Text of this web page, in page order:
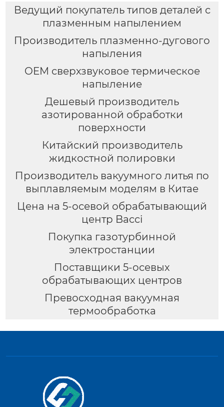
Ведущий покупатель типов деталей с
плазменным напылением
Производитель плазменно-дугового
напыления
OEM сверхзвуковое термическое
напыление
Дешевый производитель
азотированной обработки
поверхности
Китайский производитель
жидкостной полировки
Производитель вакуумного литья по
выплавляемым моделям в Китае
Цена на 5-осевой обрабатывающий
центр Bacci
Покупка газотурбинной
электростанции
Поставщики 5-осевых
обрабатывающих центров
Превосходная вакуумная
термообработка